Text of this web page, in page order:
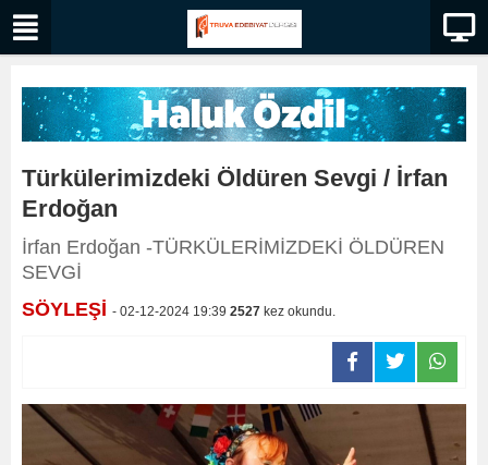
Türkülerimizdeki Öldüren Sevgi / İrfan
Erdoğan
İrfan Erdoğan -TÜRKÜLERİMİZDEKİ ÖLDÜREN
SEVGİ
SÖYLEŞİ - 02-12-2024 19:39 2527 kez okundu.